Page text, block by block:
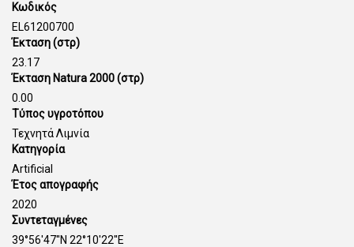
Κωδικός
EL61200700
Έκταση (στρ)
23.17
Έκταση Natura 2000 (στρ)
0.00
Τύπος υγροτόπου
Τεχνητά Λιμνία
Κατηγορία
Artificial
Έτος απογραφής
2020
Συντεταγμένες
39°56'47''N 22°10'22''E